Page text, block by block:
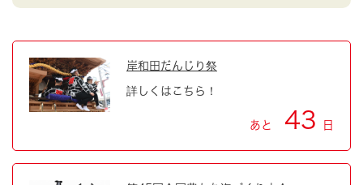
岸和田だんじり祭
詳しくはこちら！
あと 43 日